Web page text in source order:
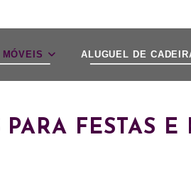
ALUGUEL DE
PARA FESTAS E